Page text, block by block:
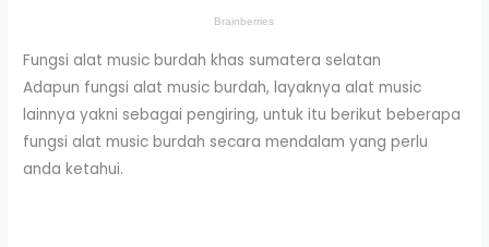
Fungsi alat music burdah khas sumatera selatan
Adapun fungsi alat music burdah, layaknya alat music
lainnya yakni sebagai pengiring, untuk itu berikut beberapa
fungsi alat music burdah secara mendalam yang perlu
anda ketahui.